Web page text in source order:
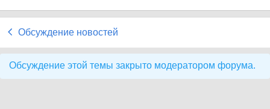
Обсуждение новостей
Обсуждение этой темы закрыто модератором форума.